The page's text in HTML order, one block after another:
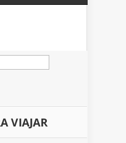
VIAJAR